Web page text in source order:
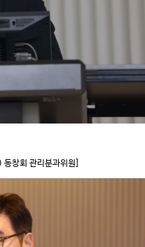
창회 관리분과위원]